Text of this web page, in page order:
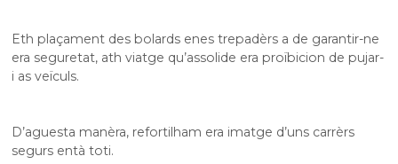
Eth plaçament des bolards enes trepadèrs a de garantir-ne
era seguretat, ath viatge qu’assolide era proïbicion de pujar-
i as veïculs.
D’aguesta manèra, refortilham era imatge d’uns carrèrs
segurs entà toti.